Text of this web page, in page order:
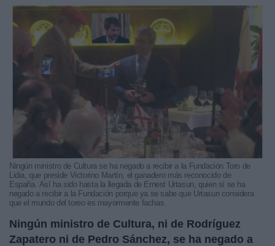
Ningún ministro de Cultura se ha negado a recibir a la Fundación Toro de
Lidia, que preside Victorino Martín, el ganadero más reconocido de
España. Así ha sido hasta la llegada de Ernest Urtasun, quien sí se ha
negado a recibir a la Fundación porque ya se sabe que Urtasun considera
que el mundo del toreo es mayormente fachas.
Ningún ministro de Cultura, ni de Rodríguez
Zapatero ni de Pedro Sánchez, se ha negado a